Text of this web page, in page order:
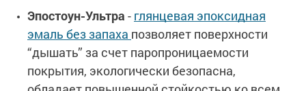
Эпостоун-Ультра - глянцевая эпоксидная
эмаль без запаха позволяет поверхности
“дышать” за счет паропроницаемости
покрытия, экологически безопасна,